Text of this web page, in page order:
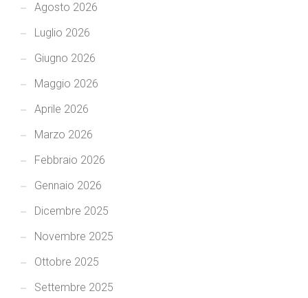
Agosto 2026
Luglio 2026
Giugno 2026
Maggio 2026
Aprile 2026
Marzo 2026
Febbraio 2026
Gennaio 2026
Dicembre 2025
Novembre 2025
Ottobre 2025
Settembre 2025